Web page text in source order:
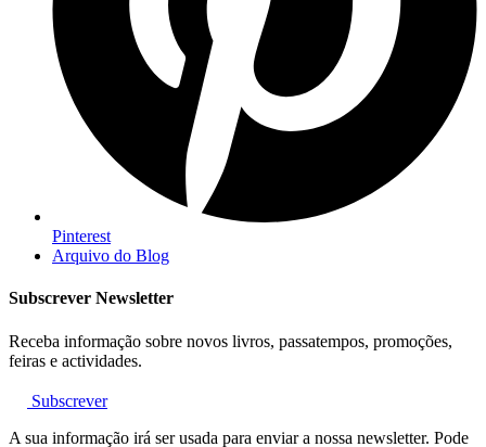
Pinterest
Arquivo do Blog
Subscrever Newsletter
Receba informação sobre novos livros, passatempos, promoções,
feiras e actividades.
Subscrever
A sua informação irá ser usada para enviar a nossa newsletter. Pode